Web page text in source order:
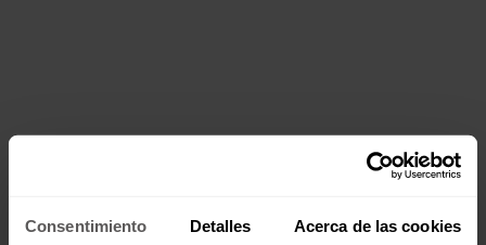
Consentimiento Detalles Acerca de las cookies